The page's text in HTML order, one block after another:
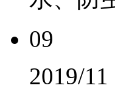
09
2019/11